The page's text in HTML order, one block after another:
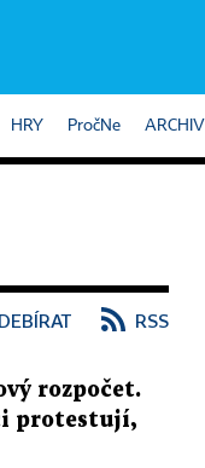
HRY PročNe ARCHIV
RSS
rozpočet.
protestují,